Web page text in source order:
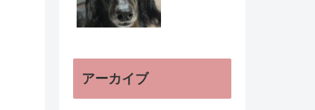
アーカイブ